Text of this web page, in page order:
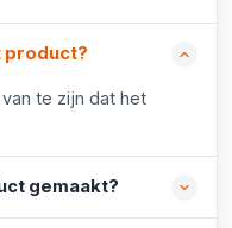
product?
te zijn dat het
gemaakt?